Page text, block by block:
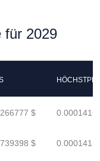
für 2029
$
$